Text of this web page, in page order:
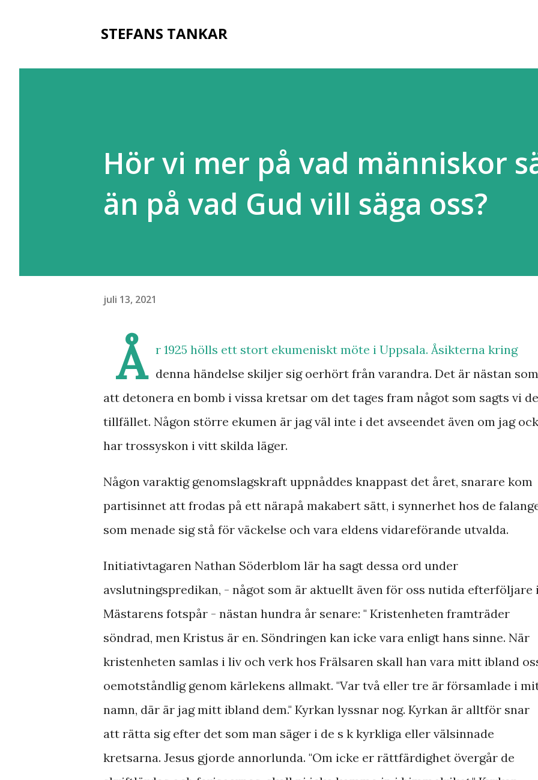
STEFANS TANKAR
Hör vi mer på vad människor
än på vad Gud vill säga oss?
juli 13, 2021
Å
r 1925 hölls ett stort ekumeniskt möte i Uppsala. Åsikterna kring
denna händelse skiljer sig oerhört från varandra. Det är nästan som
att detonera en bomb i vissa kretsar om det tages fram något som sagts vi
tillfället. Någon större ekumen är jag väl inte i det avseendet även om jag ock
har trossyskon i vitt skilda läger.
Någon varaktig genomslagskraft uppnåddes knappast det året, snarare kom
partisinnet att frodas på ett närapå makabert sätt, i synnerhet hos de
som menade sig stå för väckelse och vara eldens vidareförande utvalda.
Initiativtagaren Nathan Söderblom lär ha sagt dessa ord under
avslutningspredikan, - något som är aktuellt även för oss nutida efterföljare
Mästarens fotspår - nästan hundra år senare: " Kristenheten framträder
söndrad, men Kristus är en. Söndringen kan icke vara enligt hans sinne. När
kristenheten samlas i liv och verk hos Frälsaren skall han vara mitt ibland
oemotståndlig genom kärlekens allmakt. "Var två eller tre är församlade i
namn, där är jag mitt ibland dem." Kyrkan lyssnar nog. Kyrkan är alltför snar
att rätta sig efter det som man säger i de s k kyrkliga eller välsinnade
kretsarna. Jesus gjorde annorlunda. "Om icke er rättfärdighet övergår de